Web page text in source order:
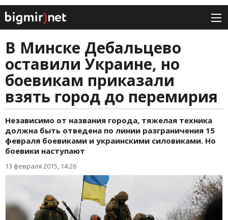
В Минске Дебальцево
оставили Украине, но
боевикам приказали
взять город до перемирия
Независимо от названия города, тяжелая техника
должна быть отведена по линии разграничения 15
февраля боевиками и украинскими силовиками. Но
боевики наступают
13 февраля 2015, 14:26